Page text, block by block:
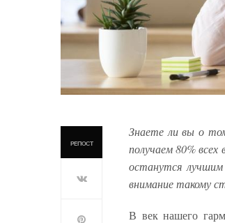
РЕПОСТ
Знаете ли вы о
получаем 80%
останутся
внимание такому
В век нашего